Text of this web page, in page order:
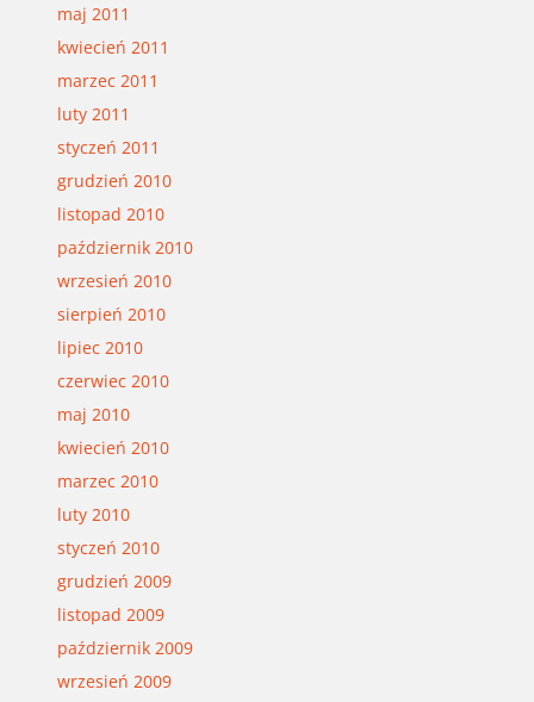
maj 2011
kwiecień 2011
marzec 2011
luty 2011
styczeń 2011
grudzień 2010
listopad 2010
październik 2010
wrzesień 2010
sierpień 2010
lipiec 2010
czerwiec 2010
maj 2010
kwiecień 2010
marzec 2010
luty 2010
styczeń 2010
grudzień 2009
listopad 2009
październik 2009
wrzesień 2009